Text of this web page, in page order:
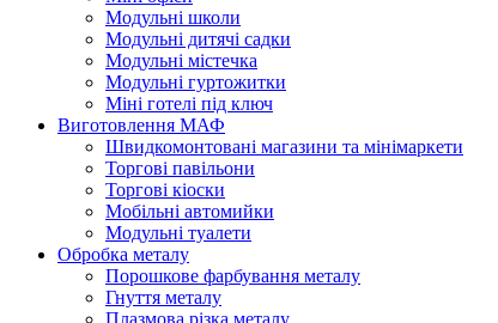
Модульні школи
Модульні дитячі садки
Модульні містечка
Модульні гуртожитки
Міні готелі під ключ
Виготовлення МАФ
Швидкомонтовані магазини та мінімаркети
Торгові павільони
Торгові кіоски
Мобільні автомийки
Модульні туалети
Обробка металу
Порошкове фарбування металу
Гнуття металу
Плазмова різка металу